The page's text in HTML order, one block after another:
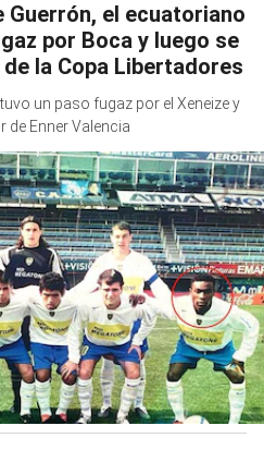
el ecuatoriano
por Boca y luego se
la Copa Libertadores
un paso fugaz por el Xeneize y
de Enner Valencia